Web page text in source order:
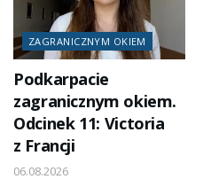
ZAGRANICZNYM OKIEM
Podkarpacie
zagranicznym okiem.
Odcinek 11: Victoria
z Francji
06.08.2026